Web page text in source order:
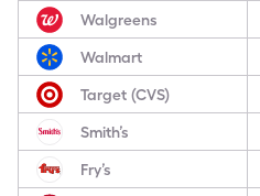
Walgreens
Walmart
Target (CVS)
Smith’s
Fry’s